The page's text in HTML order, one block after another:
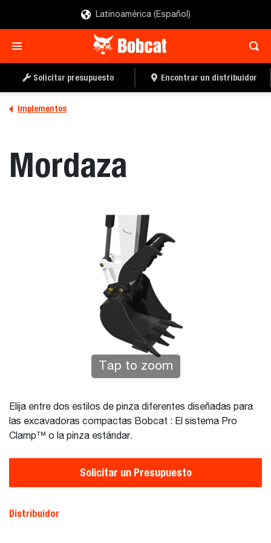
Latinoamérica (Español)
Solicitar presupuesto Encontrar un distribuidor
Implementos
Mordaza
Tap to zoom
Elija entre dos estilos de pinza diferentes diseñadas para
las excavadoras compactas Bobcat : El sistema Pro
Clamp™ o la pinza estándar.
Solicitar un Presupuesto
Distribuidor
LOCALIZAR UN